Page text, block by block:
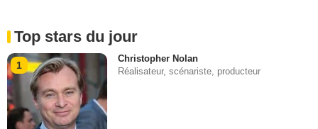
Top stars du jour
1
Christopher Nolan
Réalisateur, scénariste, producteur